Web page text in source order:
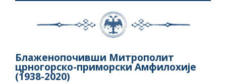
Блаженопочивши Митрополит
црногорско-приморски Амфилохије
(1938-2020)